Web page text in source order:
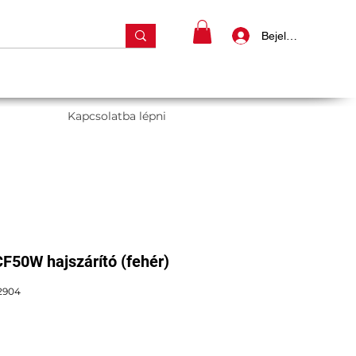
Bejelentkezés
Kapcsolatba lépni
hajszárító (fehér)